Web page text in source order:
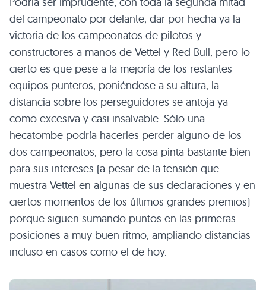
del campeonato por delante, dar por hecha ya la
victoria de los campeonatos de pilotos y
constructores a manos de Vettel y Red Bull, pero lo
cierto es que pese a la mejoría de los restantes
equipos punteros, poniéndose a su altura, la
distancia sobre los perseguidores se antoja ya
como excesiva y casi insalvable. Sólo una
hecatombe podría hacerles perder alguno de los
dos campeonatos, pero la cosa pinta bastante bien
para sus intereses (a pesar de la tensión que
muestra Vettel en algunas de sus declaraciones y en
ciertos momentos de los últimos grandes premios)
porque siguen sumando puntos en las primeras
posiciones a muy buen ritmo, ampliando distancias
incluso en casos como el de hoy.